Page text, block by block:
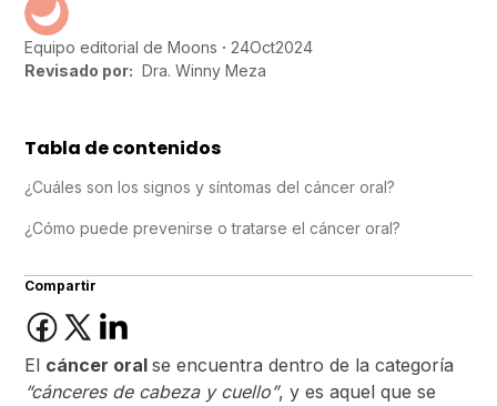
Equipo editorial de Moons 24Oct2024
Revisado por: Dra. Winny Meza
Tabla de contenidos
¿Cuáles son los signos y síntomas del cáncer oral?
¿Cómo puede prevenirse o tratarse el cáncer oral?
Compartir
El cáncer oralse encuentra dentro de la categoría
“cánceres de cabeza y cuello”, y es aquel que se